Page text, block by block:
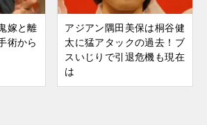
嫁と離
術から
アジアン隅田美保は桐谷健
太に猛アタックの過去！ブ
スいじりで引退危機も現在
は